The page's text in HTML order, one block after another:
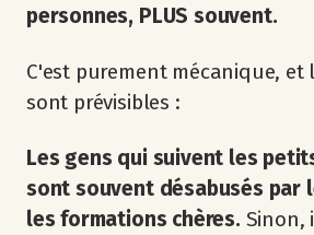
personnes, PLUS souvent.
C'est purement mécanique, et
sont prévisibles :
Les gens qui suivent les
sont souvent désabusés par
les formations chères. Sinon,